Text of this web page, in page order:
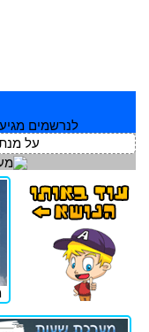
לנרשמים
על